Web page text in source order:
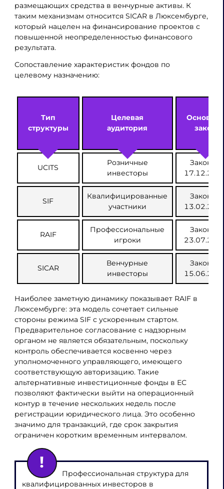
размещающих средства в венчурные активы. К
таким механизмам относится SICAR в Люксембурге,
который нацелен на финансирование проектов с
повышенной неопределенностью финансового
результата.
Сопоставление характеристик фондов по
целевому назначению:
Тип
структуры
Целевая
аудитория
закон
UCITS
Розничные
инвесторы
Закон от
SIF
Квалифицированные
участники
Закон от
RAIF
Профессиональные
игроки
Закон от
SICAR
Венчурные
инвесторы
Закон от
Наиболее заметную динамику показывает RAIF в
Люксембурге: эта модель сочетает сильные
стороны режима SIF с ускоренным стартом.
Предварительное согласование с надзорным
органом не является обязательным, поскольку
контроль обеспечивается косвенно через
уполномоченного управляющего, имеющего
соответствующую авторизацию. Такие
альтернативные инвестиционные фонды в ЕС
позволяют фактически выйти на операционный
контур в течение нескольких недель после
регистрации юридического лица. Это особенно
значимо для транзакций, где срок закрытия
ограничен коротким временным интервалом.
Профессиональная структура для
квалифицированных инвесторов в